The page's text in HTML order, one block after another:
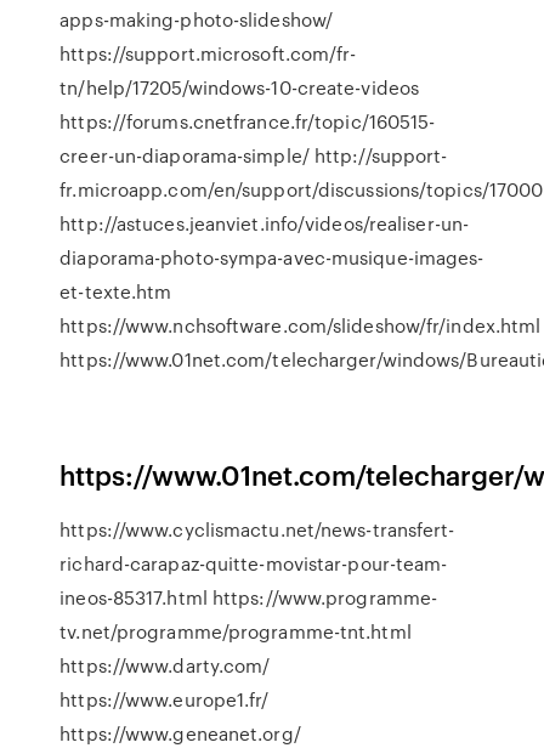
apps-making-photo-slideshow/
https://support.microsoft.com/fr-
tn/help/17205/windows-10-create-videos
https://forums.cnetfrance.fr/topic/160515-
creer-un-diaporama-simple/ http://support-
fr.microapp.com/en/support/discussions/topics/
http://astuces.jeanviet.info/videos/realiser-un-
diaporama-photo-sympa-avec-musique-images-
et-texte.htm
https://www.nchsoftware.com/slideshow/fr/index.html
https://www.01net.com/telecharger/windows/
https://www.01net.com/telecharger/
https://www.cyclismactu.net/news-transfert-
richard-carapaz-quitte-movistar-pour-team-
ineos-85317.html https://www.programme-
tv.net/programme/programme-tnt.html
https://www.darty.com/
https://www.europe1.fr/
https://www.geneanet.org/